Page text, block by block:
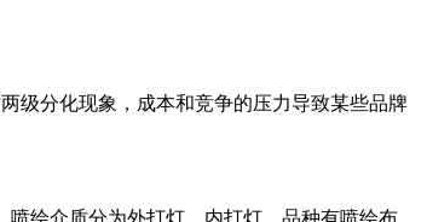
级分化现象，成本和竞争的压力导致某些品牌